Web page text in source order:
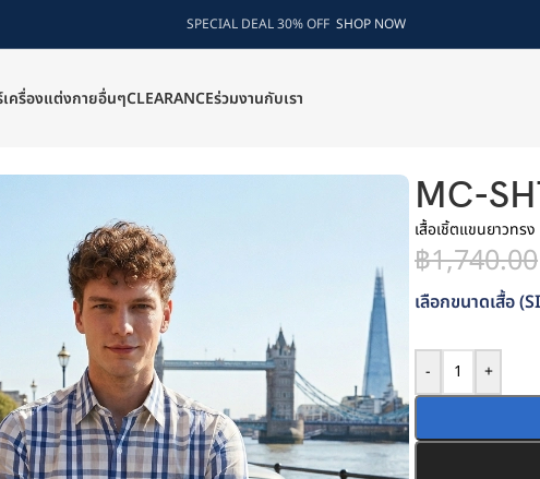
SPECIAL DEAL 30% OFF SHOP NOW
เครื่องแต่งกายอื่นๆCLEARANCEร่วมงานกับเรา
MC-
เสื้อเชิ้ตแขนยาวทร
฿1,740.00
เลือกขนาดเสื้อ
- +